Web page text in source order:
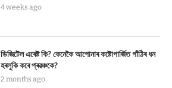
4 weeks ago
ডিজিটেল এৰেষ্ট কি? কেনেকৈ আপোনাৰ কষ্টোপাৰ্জিত গাঁঠিৰ ধন
হৰলুকি কৰে প্ৰৱঞ্চকে?
2 months ago